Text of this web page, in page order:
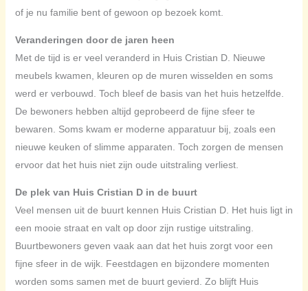
of je nu familie bent of gewoon op bezoek komt.
Veranderingen door de jaren heen
Met de tijd is er veel veranderd in Huis Cristian D. Nieuwe
meubels kwamen, kleuren op de muren wisselden en soms
werd er verbouwd. Toch bleef de basis van het huis hetzelfde.
De bewoners hebben altijd geprobeerd de fijne sfeer te
bewaren. Soms kwam er moderne apparatuur bij, zoals een
nieuwe keuken of slimme apparaten. Toch zorgen de mensen
ervoor dat het huis niet zijn oude uitstraling verliest.
De plek van Huis Cristian D in de buurt
Veel mensen uit de buurt kennen Huis Cristian D. Het huis ligt in
een mooie straat en valt op door zijn rustige uitstraling.
Buurtbewoners geven vaak aan dat het huis zorgt voor een
fijne sfeer in de wijk. Feestdagen en bijzondere momenten
worden soms samen met de buurt gevierd. Zo blijft Huis